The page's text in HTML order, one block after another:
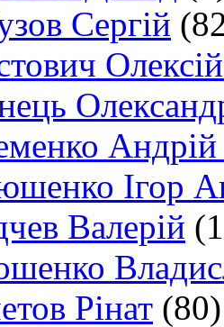
Сергій
Андрій
Ігор
Валерій
Рінат (80)